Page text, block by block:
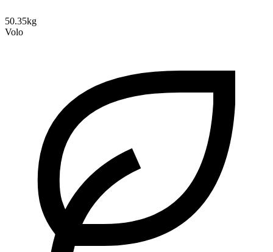
50.35kg
Volo